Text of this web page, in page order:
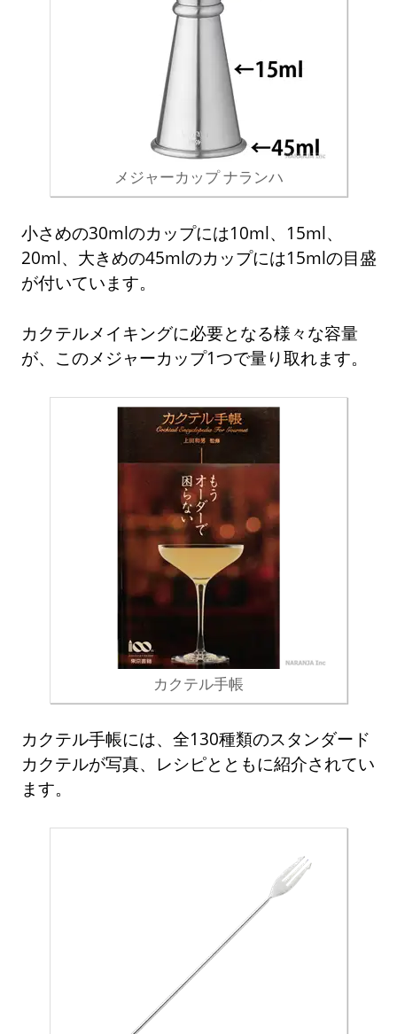
メジャーカップ ナランハ
小さめの30mlのカップには10ml、15ml、
20ml、大きめの45mlのカップには15mlの目盛
が付いています。
カクテルメイキングに必要となる様々な容量
が、このメジャーカップ1つで量り取れます。
カクテル手帳
カクテル手帳には、全130種類のスタンダード
カクテルが写真、レシピとともに紹介されてい
ます。